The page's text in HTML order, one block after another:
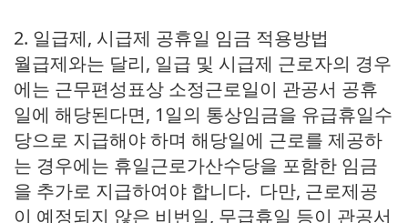
2. 일급제, 시급제 공휴일 임금 적용방법
월급제와는 달리, 일급 및 시급제 근로자의 경우
에는 근무편성표상 소정근로일이 관공서 공휴
일에 해당된다면, 1일의 통상임금을 유급휴일수
당으로 지급해야 하며 해당일에 근로를 제공하
는 경우에는 휴일근로가산수당을 포함한 임금
을 추가로 지급하여야 합니다. 다만, 근로제공
이 예정되지 않은 비번일, 무급휴일 등이 관공서